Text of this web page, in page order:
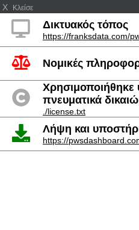
X Κλείσε
Δικτυακός τόπος
https://franksdata.com/
Νομικές
Χρησιμοποιήθηκε
πνευματικά
./license.txt
Λήψη και
https://